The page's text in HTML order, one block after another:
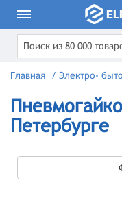
Главная / Электро-
Петербурге